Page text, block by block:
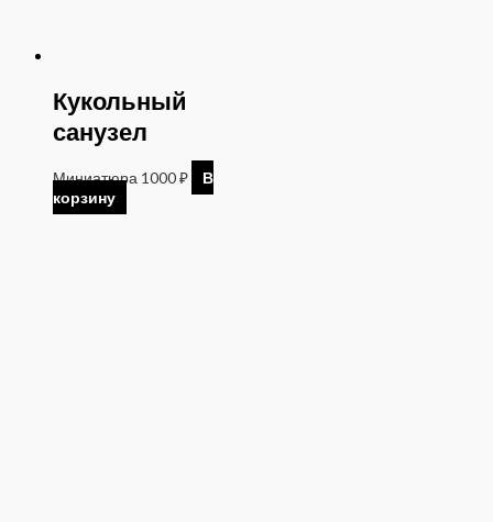
Кукольный
санузел
Миниатюра 1000₽
В
корзину